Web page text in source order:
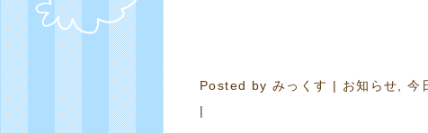
Posted byみっくす | お知らせ ,今
|